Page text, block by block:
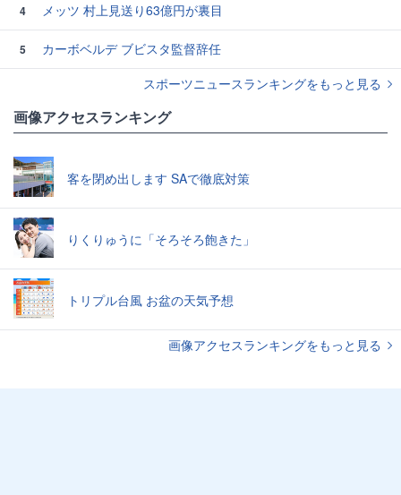
4 メッツ 村上見送り63億円が裏目
5
カーボベルデ ブビスタ監督辞任
スポーツニュースランキングをもっと見る
画像アクセスランキング
客を閉め出します SAで徹底対策
りくりゅうに「そろそろ飽きた」
トリプル台風 お盆の天気予想
画像アクセスランキングをもっと見る